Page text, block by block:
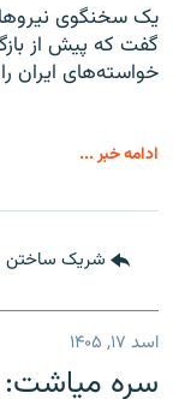
یک سخنگوی
گفت که پیش از
خواسته‌های ایران
ادامه خبر ...
شریک ساختن
اسد ۱۷, ۱۴۰۵